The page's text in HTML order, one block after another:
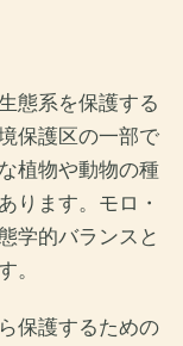
態系を保護する
保護区の一部で
植物や動物の種
ります。モロ・
学的バランスと
。
保護するための